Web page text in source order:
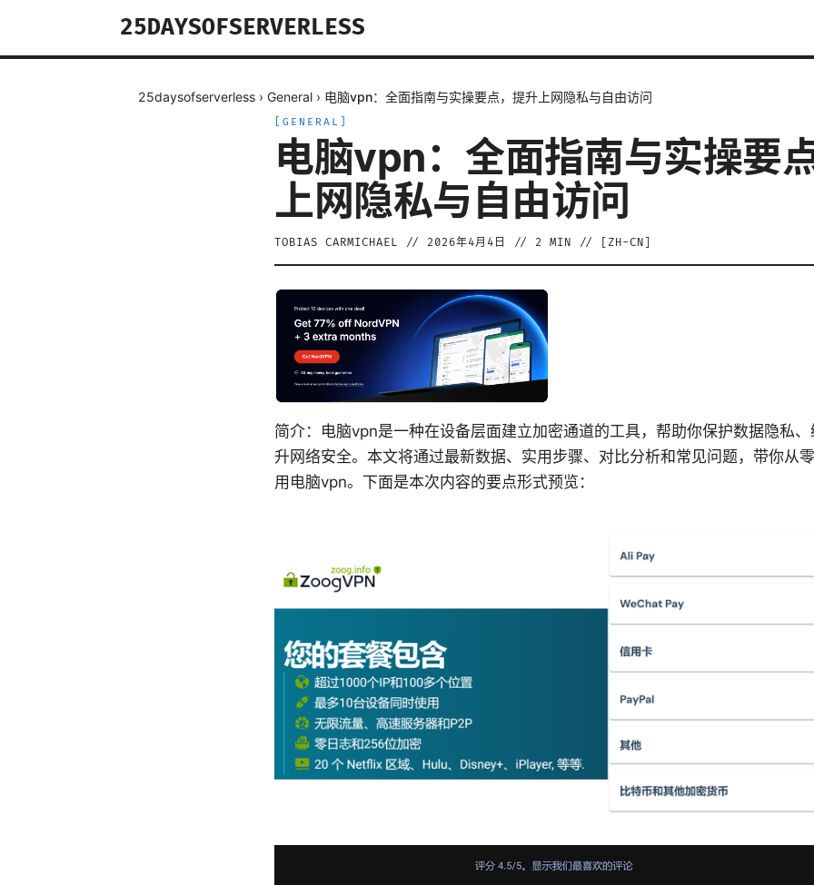
25DAYSOFSERVERLESS
25daysofserverless › General › 电脑vpn：全面指南与实操要点，提升上网隐私与自由访问
GENERAL
电脑vpn：全面指南与实操要
上网隐私与自由访问
TOBIAS CARMICHAEL // 2026年4月4日 // 2 MIN // [ ZH-CN
简介：电脑vpn是一种在设备层面建立加密通道的工具，帮助你保护数据隐私
升网络安全。本文将通过最新数据、实用步骤、对比分析和常见问题，带你从
用电脑vpn。下面是本次内容的要点形式预览：